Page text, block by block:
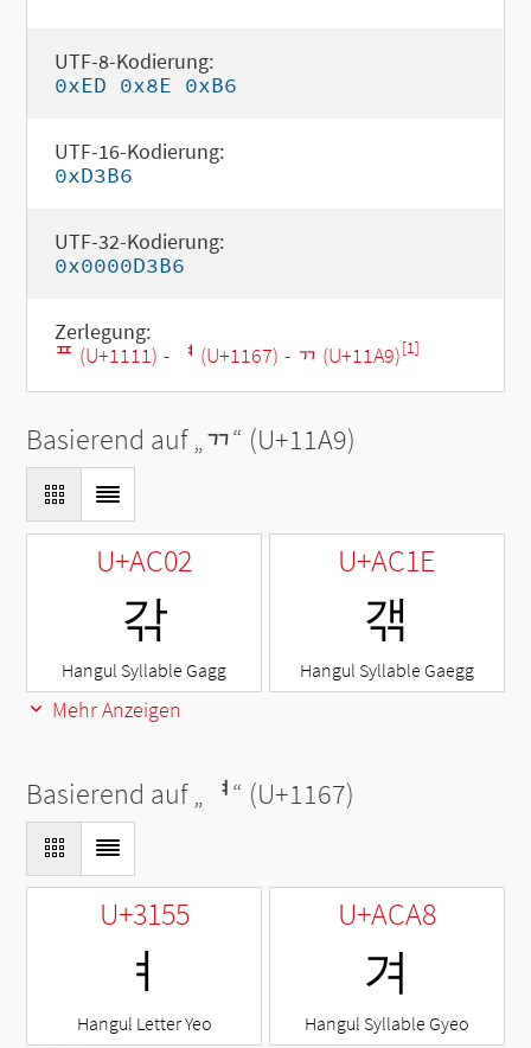
UTF-8-Kodierung:
0xED 0x8E 0xB6
UTF-16-Kodierung:
0xD3B6
UTF-32-Kodierung:
0x0000D3B6
Zerlegung:
ᄑ (U+1111) - ᅧ (U+1167) - ᆩ (U+11A9)[1]
Basierend auf „ᆩ“ (U+11A9)
U+AC02
갂
Hangul Syllable Gagg
U+AC1E
갞
Hangul Syllable Gaegg
Mehr Anzeigen
Basierend auf „ ᅧ“ (U+1167)
U+3155
ㅕ
Hangul Letter Yeo
U+ACA8
겨
Hangul Syllable Gyeo